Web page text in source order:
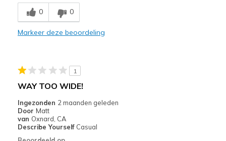
Comfortable
Beste toepassingen
Width
Sizing
Feels full size too big
0 0
Markeer deze beoordeling
1
WAY TOO WIDE!
Ingezonden 2 maanden geleden
Door Matt
van Oxnard, CA
Describe Yourself Casual